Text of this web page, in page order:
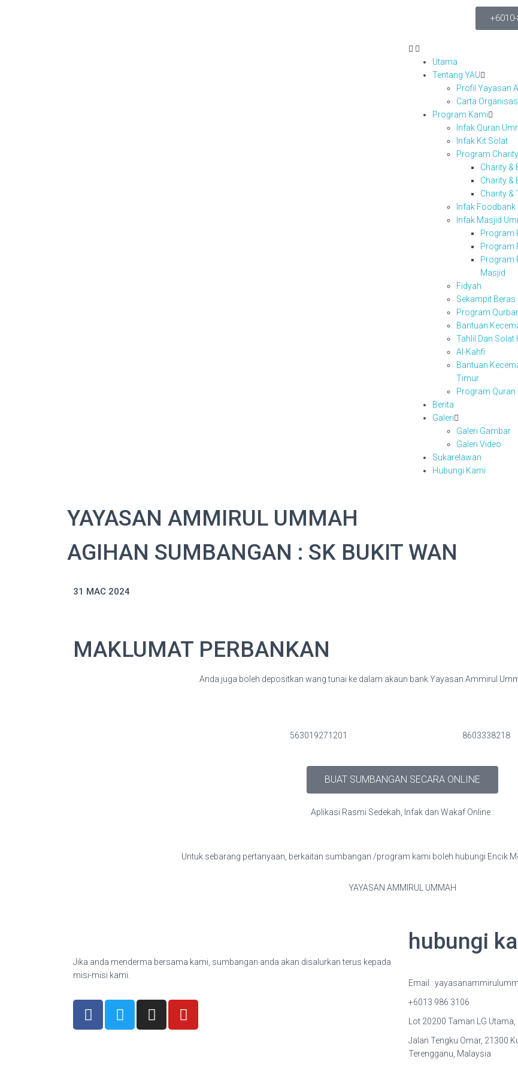
Utama
Tentang YAU
Profil Yayasan
Carta
Program Kami
Infak Quran
Infak Kit Solat
Program Charity
Charity &
Charity &
Charity &
Infak Foodbank
Infak Masjid
Program
Program
Program
Masjid
Fidyah
Sekampit
Program
Bantuan
Tahlil Dan Solat
Al-Kahfi
Bantuan
Timur
Program Quran
Berita
Galeri
Galeri Gambar
Galeri Video
Sukarelawan
Hubungi Kami
YAYASAN AMMIRUL UMMAH
AGIHAN SUMBANGAN : SK BUKIT WAN
31 MAC 2024
MAKLUMAT PERBANKAN
Anda juga boleh depositkan wang tunai ke dalam akaun bank Yayasan Ammirul
563019271201 8603338218
BUAT SUMBANGAN SECARA ONLINE
Aplikasi Rasmi Sedekah, Infak dan Wakaf Online :
Untuk sebarang pertanyaan, berkaitan sumbangan /program kami boleh hubungi Encik
YAYASAN AMMIRUL UMMAH
Jika anda menderma bersama kami, sumbangan anda akan disalurkan terus kepada
misi-misi kami.
hubungi
Email :
+6013 986 3106
Lot 20200 Taman LG Utama,
Jalan Tengku Omar, 21300
Terengganu, Malaysia